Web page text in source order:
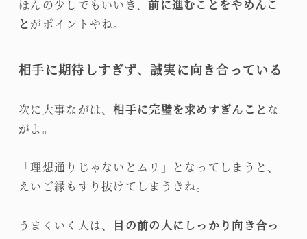
ほんの少しでもいいき、前に進むことをやめんこ
とがポイントやね。
相手に期待しすぎず、誠実に向き合っている
次に大事ながは、相手に完璧を求めすぎんこと な
がよ。
「理想通りじゃないとムリ」となってしまうと、
えいご縁もすり抜けてしまうきね。
うまくいく人は、
目の前の人にしっかり向き合っ